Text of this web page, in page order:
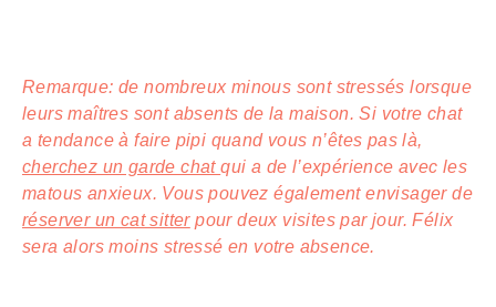
Remarque: de nombreux minous sont stressés lorsque
leurs maîtres sont absents de la maison. Si votre chat
a tendance à faire pipi quand vous n’êtes pas là,
cherchez un garde chatqui a de l’expérience avec les
matous anxieux. Vous pouvez également envisager de
réserver un cat sitterpour deux visites par jour. Félix
sera alors moins stressé en votre absence.